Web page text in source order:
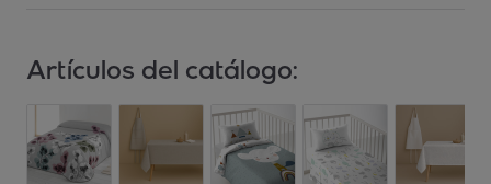
Artículos del catálogo: